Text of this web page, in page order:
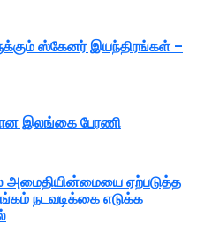
ஸ்கேனர் இயந்திரங்கள் –
இலங்கை பேரணி
அமைதியின்மையை ஏற்படுத்த
நடவடிக்கை எடுக்க